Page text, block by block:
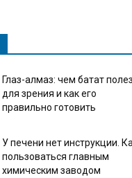
Глаз-алмаз: чем батат
для зрения и как его
правильно готовить
У печени нет инструкции.
пользоваться главным
химическим заводом